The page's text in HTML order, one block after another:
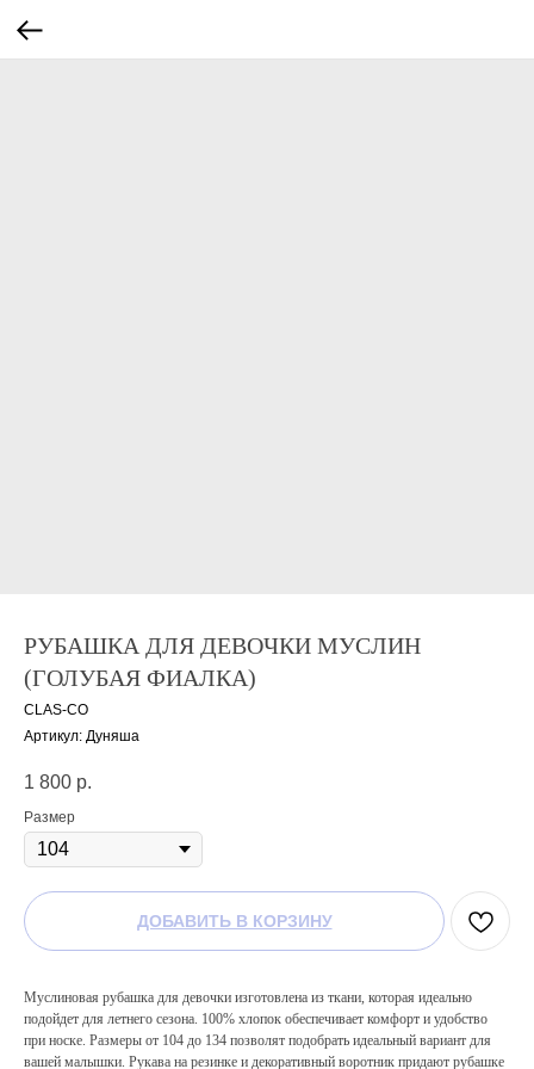
РУБАШКА ДЛЯ ДЕВОЧКИ МУСЛИН
(ГОЛУБАЯ ФИАЛКА)
CLAS-CO
Артикул: Дуняша
1 800 р.
Размер
ДОБАВИТЬ В КОРЗИНУ
Муслиновая рубашка для девочки изготовлена из ткани, которая идеально
подойдет для летнего сезона. 100% хлопок обеспечивает комфорт и удобство
при носке. Размеры от 104 до 134 позволят подобрать идеальный вариант для
вашей малышки. Рукава на резинке и декоративный воротник придают рубашке